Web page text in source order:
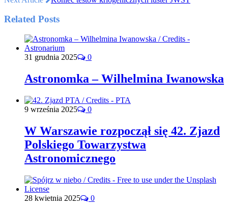
Related Posts
31 grudnia 2025 0
Astronomka – Wilhelmina Iwanowska
9 września 2025 0
W Warszawie rozpoczął się 42. Zjazd
Polskiego Towarzystwa
Astronomicznego
28 kwietnia 2025 0